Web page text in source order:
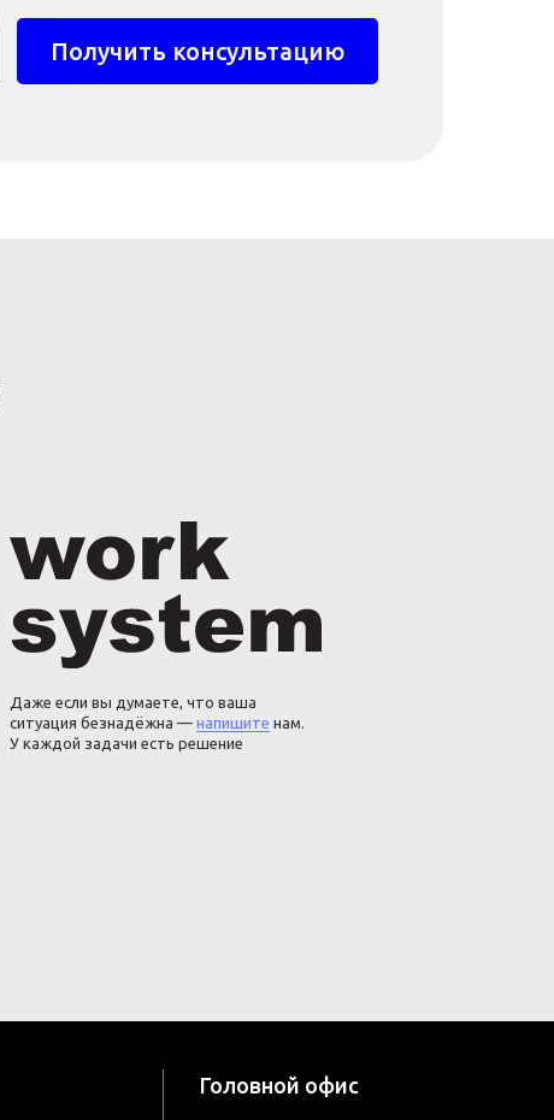
Получить консультацию
Даже если вы думаете, что ваша
ситуация безнадёжна — напишите нам.
У каждой задачи есть решение
Головной офис